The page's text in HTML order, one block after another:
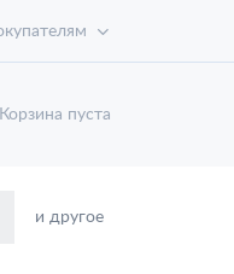
Корзина пуста
и другое